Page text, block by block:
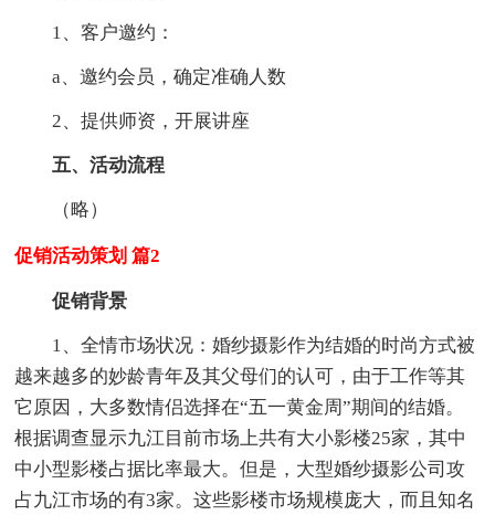
1、客户邀约：
a、邀约会员，确定准确人数
2、提供师资，开展讲座
五、活动流程
（略）
促销活动策划 篇2
促销背景
1、全情市场状况：婚纱摄影作为结婚的时尚方式被
越来越多的妙龄青年及其父母们的认可，由于工作等其
它原因，大多数情侣选择在“五一黄金周”期间的结婚。
根据调查显示九江目前市场上共有大小影楼25家，其中
中小型影楼占据比率最大。但是，大型婚纱摄影公司攻
占九江市场的有3家。这些影楼市场规模庞大，而且知名